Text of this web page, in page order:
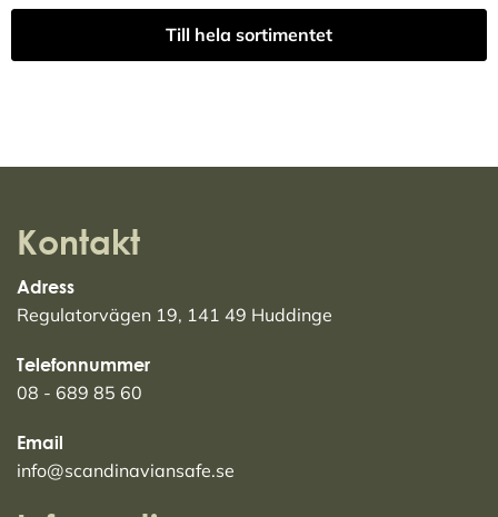
Till hela sortimentet
Kontakt
Adress
Regulatorvägen 19, 141 49 Huddinge
Telefonnummer
08 - 689 85 60
Email
info@scandinaviansafe.se